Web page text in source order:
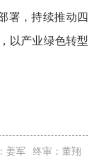
署，持续推动四
以产业绿色转型
姜军 终审：董翔